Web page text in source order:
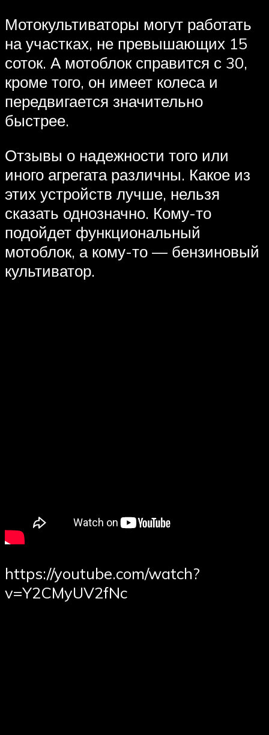
Мотокультиваторы могут работать
на участках, не превышающих 15
соток. А мотоблок справится с 30,
кроме того, он имеет колеса и
передвигается значительно
быстрее.
Отзывы о надежности того или
иного агрегата различны. Какое из
этих устройств лучше, нельзя
сказать однозначно. Кому-то
подойдет функциональный
мотоблок, а кому-то — бензиновый
культиватор.
https://youtube.com/watch?
v=Y2CMyUV2fNc